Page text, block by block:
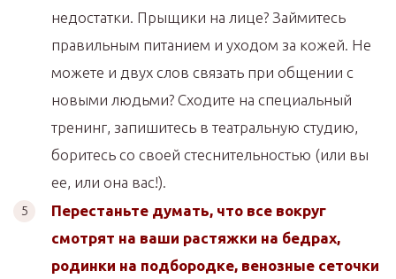
недостатки. Прыщики на лице? Займитесь
правильным питанием и уходом за кожей. Не
можете и двух слов связать при общении с
новыми людьми? Сходите на специальный
тренинг, запишитесь в театральную студию,
боритесь со своей стеснительностью (или вы
ее, или она вас!).
Перестаньте думать, что все вокруг
смотрят на ваши растяжки на бедрах,
родинки на подбородке, венозные сеточки